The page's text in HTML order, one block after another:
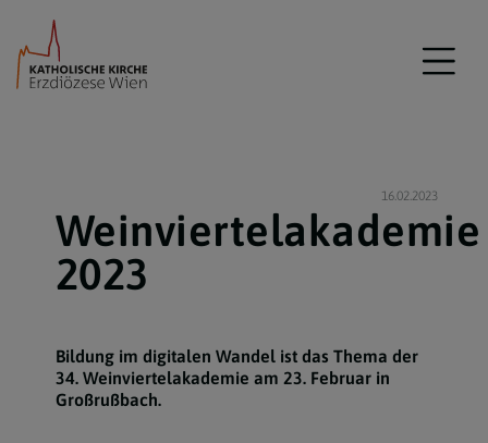
16.02.2023
Weinviertelakademie
2023
Bildung im digitalen Wandel ist das Thema der
34. Weinviertelakademie am 23. Februar in
Großrußbach.